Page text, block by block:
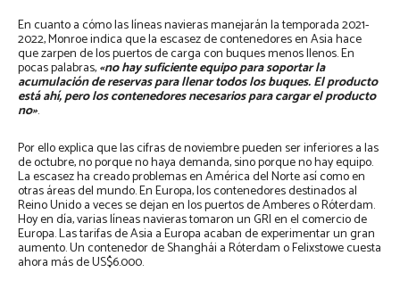
En cuanto a cómo las líneas navieras manejarán la temporada 2021-
2022, Monroe indica que la escasez de contenedores en Asia hace
que zarpen de los puertos de carga con buques menos llenos. En
pocas palabras,«no hay suficiente equipo para soportar la
acumulación de reservas para llenar todos los buques. El producto
está ahí, pero los contenedores necesarios para cargar el producto
no».
Por ello explica que las cifras de noviembre pueden ser inferiores a las
de octubre, no porque no haya demanda, sino porque no hay equipo.
La escasez ha creado problemas en América del Norte así como en
otras áreas del mundo. En Europa, los contenedores destinados al
Reino Unido a veces se dejan en los puertos de Amberes o Róterdam.
Hoy en día, varias líneas navieras tomaron un GRI en el comercio de
Europa. Las tarifas de Asia a Europa acaban de experimentar un gran
aumento. Un contenedor de Shanghái a Róterdam o Felixstowe cuesta
ahora más de US$6.000.